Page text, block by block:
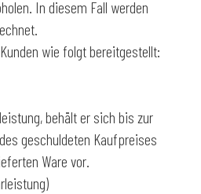
In diesem Fall werden
wie folgt bereitgestellt:
behält er sich bis zur
geschuldeten Kaufpreises
Ware vor.